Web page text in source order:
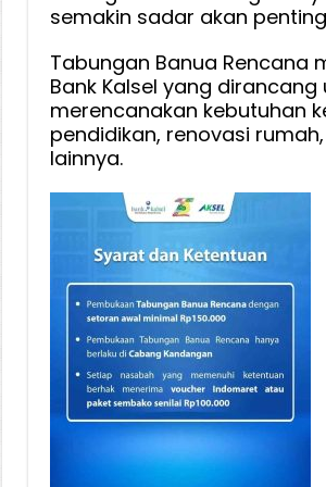
semakin sadar akan
Tabungan Banua Rencana
Bank Kalsel yang
merencanakan kebutuhan
pendidikan, renovasi
lainnya.